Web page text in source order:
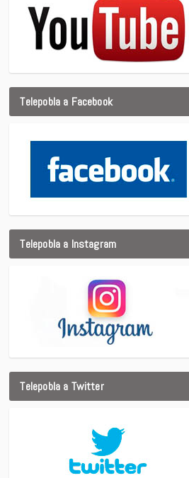
Telepobla a Facebook
Telepobla a Instagram
Telepobla a Twitter